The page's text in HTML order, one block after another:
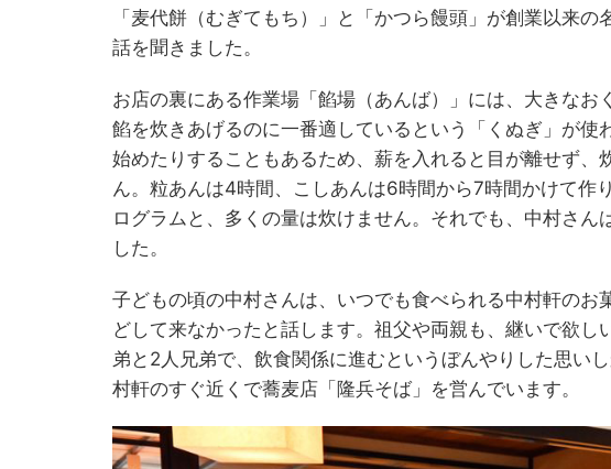
「麦代餅（むぎてもち）」と「かつら饅頭」が創業以来
話を聞きました。
お店の裏にある作業場「餡場（あんば）」には、大きなお
餡を炊きあげるのに一番適しているという「くぬぎ」が使
始めたりすることもあるため、薪を入れると目が離せず、
ん。粒あんは4時間、こしあんは6時間から7時間かけて作
ログラムと、多くの量は炊けません。それでも、中村さん
した。
子どもの頃の中村さんは、いつでも食べられる中村軒のお
どして来なかったと話します。祖父や両親も、継いで欲し
弟と2人兄弟で、飲食関係に進むというぼんやりした思い
村軒のすぐ近くで蕎麦店「隆兵そば」を営んでいます。